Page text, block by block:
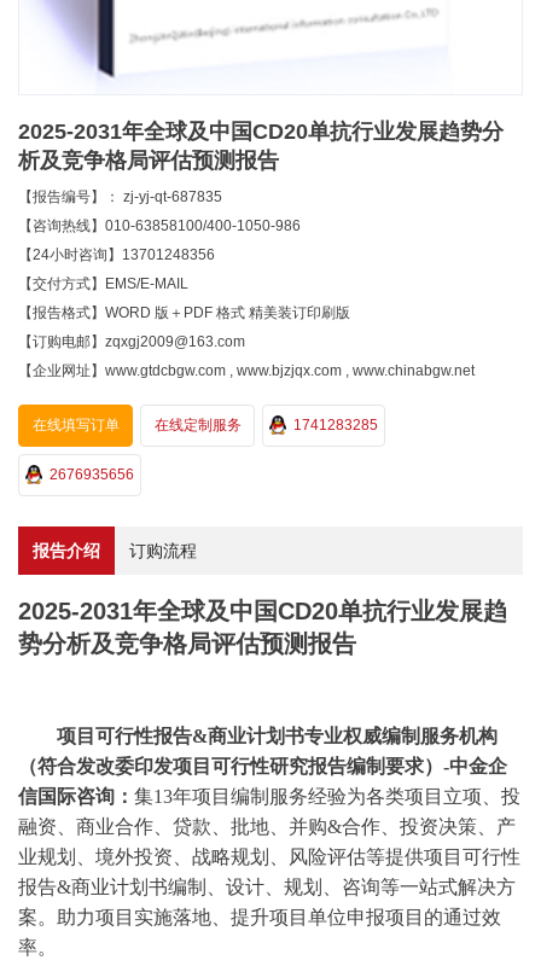
2025-2031年全球及中国CD20单抗行业发展趋势分
析及竞争格局评估预测报告
【报告编号】： zj-yj-qt-687835
【咨询热线】010-63858100/400-1050-986
【24小时咨询】13701248356
【交付方式】EMS/E-MAIL
【报告格式】WORD 版＋PDF 格式 精美装订印刷版
【订购电邮】zqxgj2009@163.com
【企业网址】www.gtdcbgw.com , www.bjzjqx.com , www.chinabgw.net
在线填写订单 在线定制服务 1741283285
2676935656
报告介绍 订购流程
2025-2031年全球及中国CD20单抗行业发展趋
势分析及竞争格局评估预测报告
项目可行性报告&商业计划书专业权威编制服务机构
（符合发改委印发项目可行性研究报告编制要求）-中金企
信国际咨询： 集13年项目编制服务经验为各类项目立项、投
融资、商业合作、贷款、批地、并购&合作、投资决策、产
业规划、境外投资、战略规划、风险评估等提供项目可行性
报告&商业计划书编制、设计、规划、咨询等一站式解决方
案。助力项目实施落地、提升项目单位申报项目的通过效
率。